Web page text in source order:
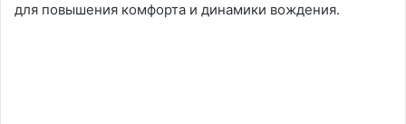
для повышения комфорта и динамики вождения.